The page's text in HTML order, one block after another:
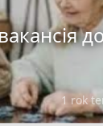
1 rok